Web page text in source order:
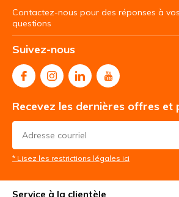
Contactez-nous pour des réponses à vos
questions
Suivez-nous
Recevez les dernières offres et
* Lisez les restrictions légales ici
Service à la clientèle